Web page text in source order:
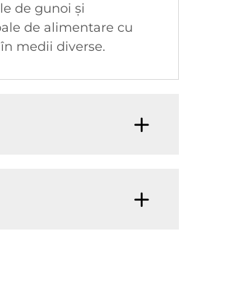
de gunoi și
de alimentare cu
medii diverse.